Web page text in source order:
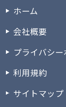
ホーム
会社概要
プライバシ
利用規約
サイトマップ